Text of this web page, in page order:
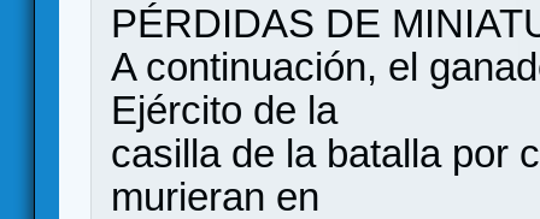
PÉRDIDAS DE
A continuación, el
Ejército de la
casilla de la batalla por
murieran en